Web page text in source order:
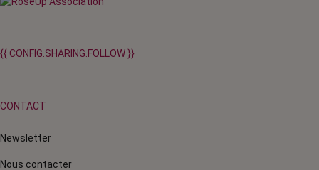
{{ CONFIG.SHARING.FOLLOW }}
CONTACT
Newsletter
Nous contacter